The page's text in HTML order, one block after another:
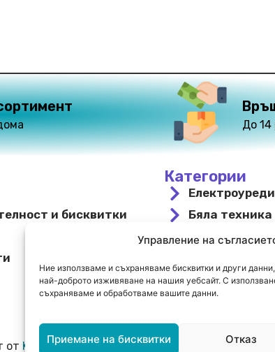
Управление на
Ние използваме и съхраняваме бисквитки и други
най-доброто изживяване на нашия уебсайт. С
съхраняваме и обработваме вашите данни.
Приемане на бисквитки Отказ
До 14
и бисквитки
Категории
Електроуреди
Бяла техника
За вграждане
Охлаждане и
Намалени
от Kirov Invest Group